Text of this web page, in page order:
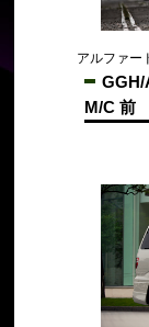
アルファー
M/C 前